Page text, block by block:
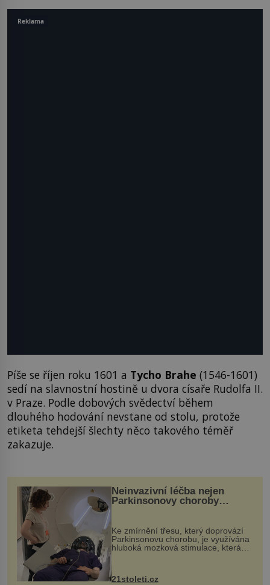
Píše se říjen roku 1601 a Tycho Brahe (1546-1601)
sedí na slavnostní hostině u dvora císaře Rudolfa II.
v Praze. Podle dobových svědectví během
dlouhého hodování nevstane od stolu, protože
etiketa tehdejší šlechty něco takového téměř
zakazuje.
Neinvazivní léčba nejen
Parkinsonovy choroby
Ke zmírnění třesu, který doprovází
Parkinsonovu chorobu, je využívána
hluboká mozková stimulace, která
však vyžaduje vysoce invazivní
zákrok. Ultrazvuk zase není vhodný
k dostatečně přesnému zacílení ...
21stoleti.cz
Reklama